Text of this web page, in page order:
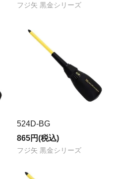
フジ矢 黒金シリーズ
524D-BG
865円(税込)
フジ矢 黒金シリーズ